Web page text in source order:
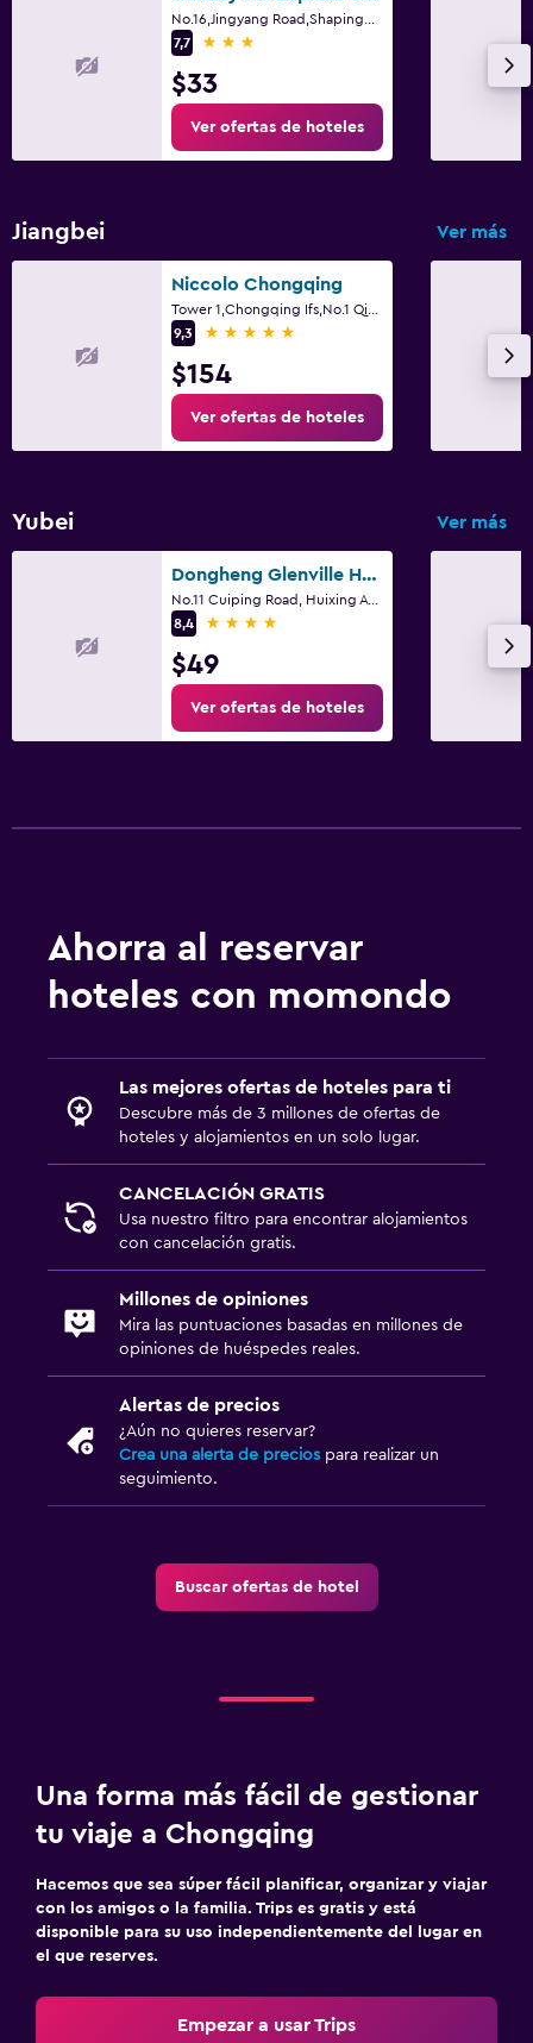
7,7
3 estrellas
$33
Ver ofertas de hoteles
Jiangbei Ver más
Niccolo Chongqing
9,3
5 estrellas
$154
Ver ofertas de hoteles
Yubei Ver más
Dongheng Glenville Hotel
8,4
4 estrellas
$49
Ver ofertas de hoteles
Ahorra al reservar
hoteles con momondo
Las mejores ofertas de hoteles para ti
Descubre más de 3 millones de ofertas de
hoteles y alojamientos en un solo lugar.
CANCELACIÓN GRATIS
Usa nuestro filtro para encontrar alojamientos
con cancelación gratis.
Millones de opiniones
Mira las puntuaciones basadas en millones de
opiniones de huéspedes reales.
Alertas de precios
¿Aún no quieres reservar?
Crea una alerta de precios para realizar un
seguimiento.
Buscar ofertas de hotel
Una forma más fácil de gestionar
tu viaje a Chongqing
Hacemos que sea súper fácil planificar, organizar y viajar
con los amigos o la familia. Trips es gratis y está
disponible para su uso independientemente del lugar en
el que reserves.
Empezar a usar Trips